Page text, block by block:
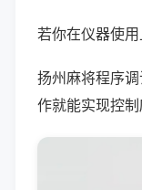
若你在仪器使
扬州麻将程序
作就能实现控制